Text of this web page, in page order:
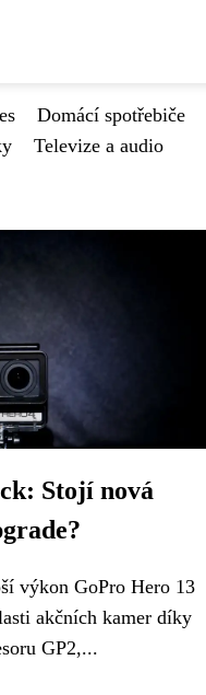
Domácí spotřebiče
Televize a audio
Stojí nová
výkon GoPro Hero 13
akčních kamer díky
GP2,...